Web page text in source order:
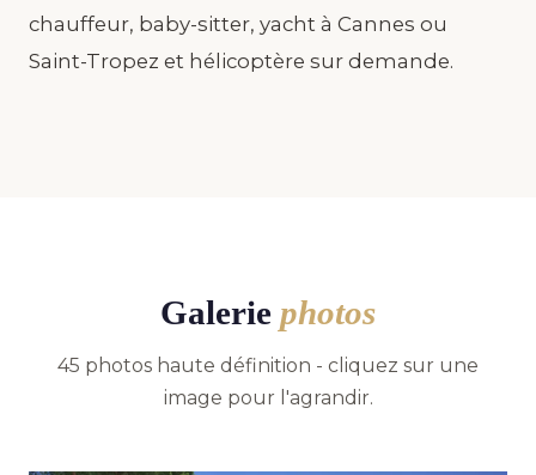
chauffeur, baby-sitter, yacht à Cannes ou
Saint-Tropez et hélicoptère sur demande.
Galerie photos
45 photos haute définition - cliquez sur une
image pour l'agrandir.